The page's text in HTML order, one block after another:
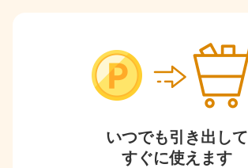
いつでも引き出して
すぐに使えます